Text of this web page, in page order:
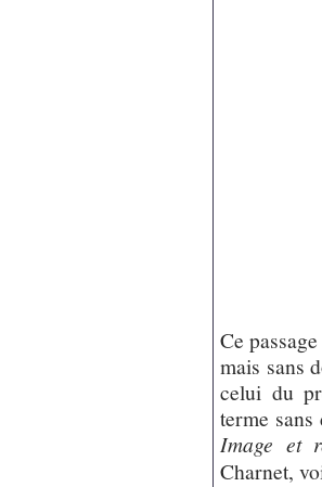
Ce
mais sans
celui du
terme
Image et
Charnet,